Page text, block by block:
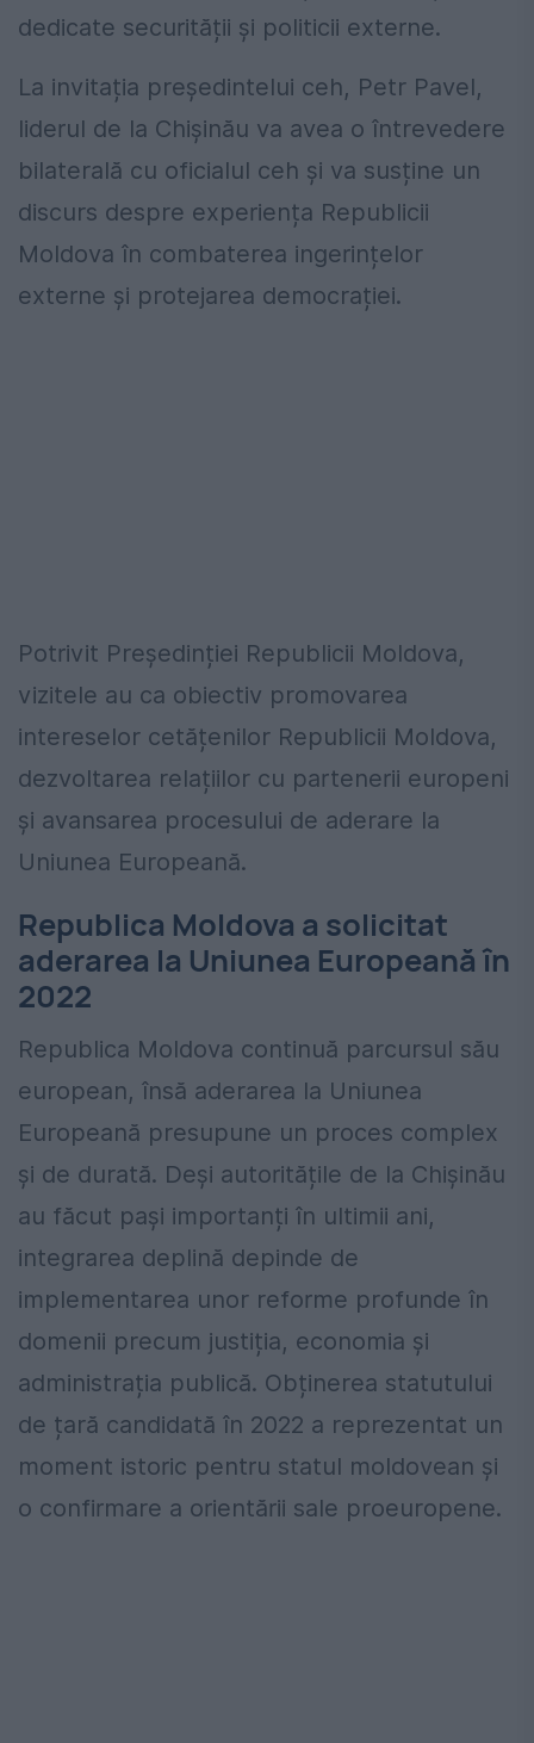
dedicate securității și politicii externe.
La invitația președintelui ceh, Petr Pavel,
liderul de la Chișinău va avea o întrevedere
bilaterală cu oficialul ceh și va susține un
discurs despre experiența Republicii
Moldova în combaterea ingerințelor
externe și protejarea democrației.
Potrivit Președinției Republicii Moldova,
vizitele au ca obiectiv promovarea
intereselor cetățenilor Republicii Moldova,
dezvoltarea relațiilor cu partenerii europeni
și avansarea procesului de aderare la
Uniunea Europeană.
Republica Moldova a solicitat
aderarea la Uniunea Europeană în
2022
Republica Moldova continuă parcursul său
european, însă aderarea la Uniunea
Europeană presupune un proces complex
și de durată. Deși autoritățile de la Chișinău
au făcut pași importanți în ultimii ani,
integrarea deplină depinde de
implementarea unor reforme profunde în
domenii precum justiția, economia și
administrația publică. Obținerea statutului
de țară candidată în 2022 a reprezentat un
moment istoric pentru statul moldovean și
o confirmare a orientării sale proeuropene.